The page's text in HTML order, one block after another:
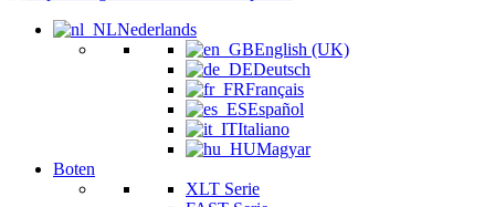
Nederlands
English (UK)
Deutsch
Français
Español
Italiano
Magyar
Boten
XLT Serie